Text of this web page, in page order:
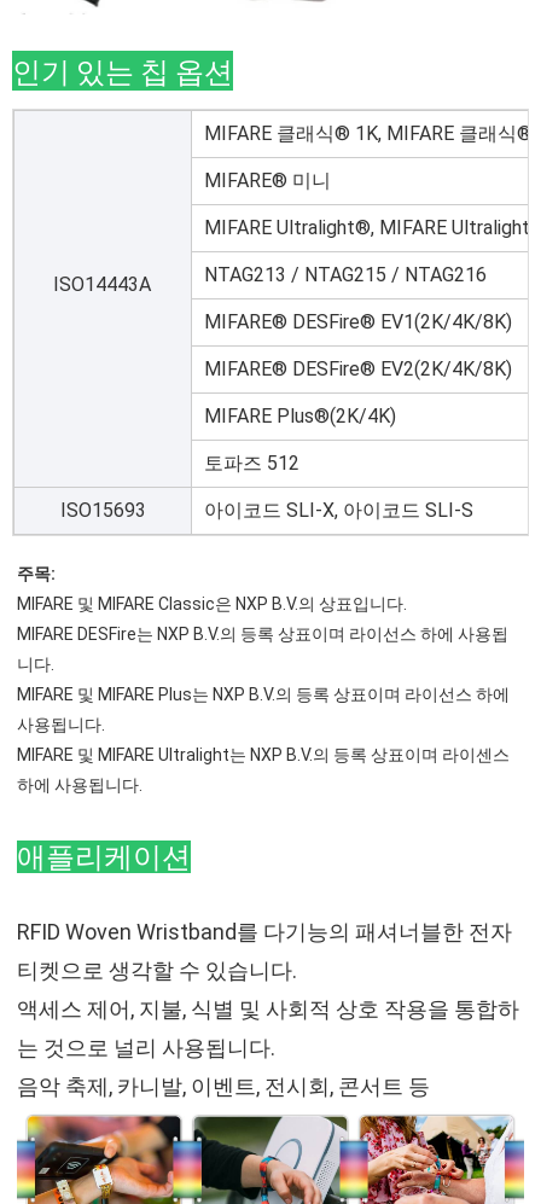
인기 있는 칩 옵션
ISO14443A
MIFARE 클래식® 1K, MIFARE 클래식®
MIFARE® 미니
MIFARE Ultralight®, MIFARE
NTAG213 / NTAG215 / NTAG216
MIFARE® DESFire® EV1(2K/4K/8K)
MIFARE® DESFire® EV2(2K/4K/8K)
MIFARE Plus®(2K/4K)
토파즈 512
ISO15693 아이코드 SLI-X, 아이코드 SLI-S
주목:
MIFARE 및 MIFARE Classic은 NXP B.V.의 상표입니다.
MIFARE DESFire는 NXP B.V.의 등록 상표이며 라이선스 하에 사용됩
니다.
MIFARE 및 MIFARE Plus는 NXP B.V.의 등록 상표이며 라이선스 하에
사용됩니다.
MIFARE 및 MIFARE Ultralight는 NXP B.V.의 등록 상표이며 라이센스
하에 사용됩니다.
애플리케이션
RFID Woven Wristband를 다기능의 패셔너블한 전자
티켓으로 생각할 수 있습니다.
액세스 제어, 지불, 식별 및 사회적 상호 작용을 통합하
는 것으로 널리 사용됩니다.
음악 축제, 카니발, 이벤트, 전시회, 콘서트 등